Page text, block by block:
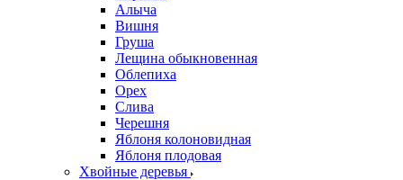
Алыча
Вишня
Груша
Лещина обыкновенная
Облепиха
Орех
Слива
Черешня
Яблоня колоновидная
Яблоня плодовая
Хвойные деревья